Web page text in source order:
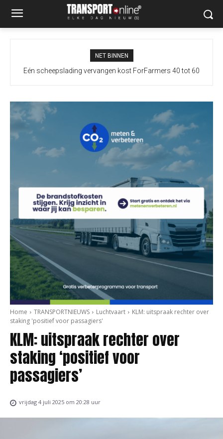
NET BINNEN
Eén scheepslading vervangen kost ForFarmers 40 tot 60
Home TRANSPORTNIEUWS Luchtvaart
KLM: uitspraak rechter over
staking 'positief voor passagiers'
KLM: uitspraak rechter over
staking ‘positief voor
passagiers’
vrijdag 4 juli 2025 om 20:28 uur